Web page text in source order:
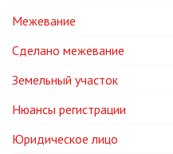
Межевание
Сделано межевание
Земельный участок
Нюансы регистрации
Юридическое лицо